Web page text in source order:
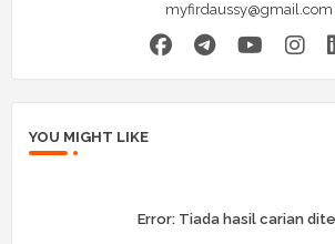
myfirdaussy@gmail.com
YOU MIGHT LIKE
Error:Tiada hasil carian